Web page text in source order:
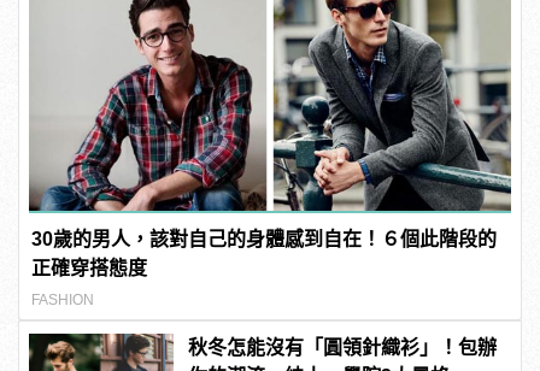
30歲的男人，該對自己的身體感到自在！６個此階段的
正確穿搭態度
FASHION
秋冬怎能沒有「圓領針織衫」！包辦